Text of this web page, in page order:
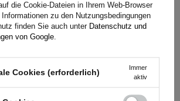
die Cookie-Dateien in Ihrem Web-Browser
zu den Nutzungsbedingungen
finden Sie auch unter Datenschutz und
von Google.
Cookies (erforderlich)
Immer
aktiv